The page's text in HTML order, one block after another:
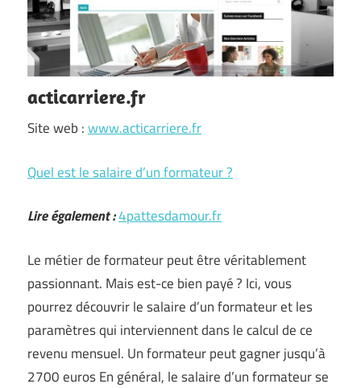
acticarriere.fr
Site web :www.acticarriere.fr
Quel est le salaire d’un formateur ?
Lire également :4pattesdamour.fr
Le métier de formateur peut être véritablement
passionnant. Mais est-ce bien payé ? Ici, vous
pourrez découvrir le salaire d’un formateur et les
paramètres qui interviennent dans le calcul de ce
revenu mensuel. Un formateur peut gagner jusqu’à
2700 euros En général, le salaire d’un formateur se